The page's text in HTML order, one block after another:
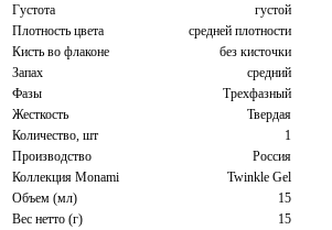
Густота
густой
Плотность цвета
средней плотности
Кисть во флаконе
без кисточки
Запах
средний
Фазы
Трехфазный
Жесткость
Твердая
Количество, шт
1
Производство
Россия
Коллекция Monami
Twinkle Gel
Объем (мл)
15
Вес нетто (г)
15